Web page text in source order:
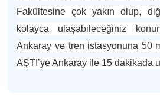
Fakültesine çok yakın olup,
kolayca ulaşabileceğiniz
Ankaray ve tren istasyonuna 50
AŞTİ’ye Ankaray ile 15 dakikada